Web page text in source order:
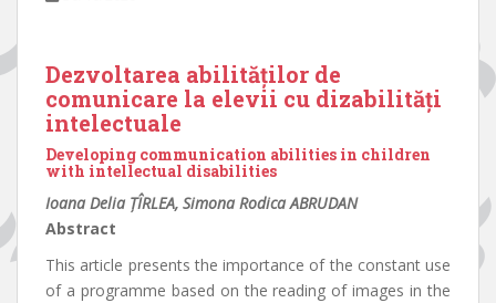
Dezvoltarea abilităților de
comunicare la elevii cu dizabilități
intelectuale
Developing communication abilities in children
with intellectual disabilities
Ioana Delia ȚÎRLEA, Simona Rodica ABRUDAN
Abstract
This article presents the importance of the constant use
of a programme based on the reading of images in the